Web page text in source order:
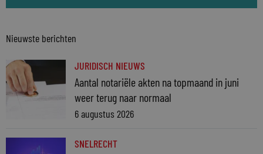
Nieuwste berichten
JURIDISCH NIEUWS
Aantal notariële akten na topmaand in juni
weer terug naar normaal
6 augustus 2026
SNELRECHT